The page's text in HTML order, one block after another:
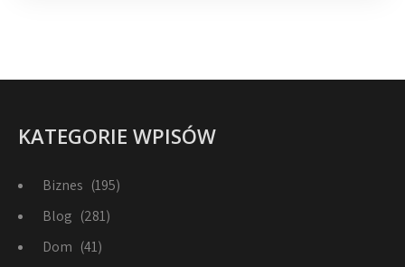
KATEGORIE WPISÓW
Biznes (195)
Blog (281)
Dom (41)